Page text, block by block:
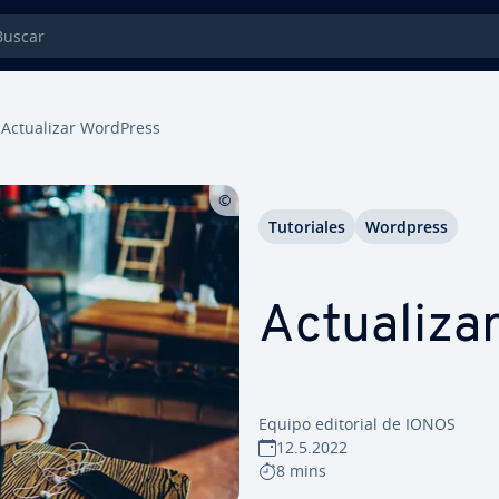
Ac­tua­li­zar WordPress
Equipo editorial de IONOS
12.5.2022
8 mins
Tu­to­ria­les Wordpress